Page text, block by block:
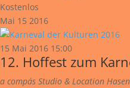
Kostenlos
Mai 15 2016
15 Mai 2016 15:00
12. Hoffest zum
a compás Studio & Location